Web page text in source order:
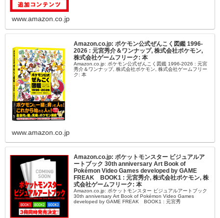
www.amazon.co.jp
Amazon.co.jp: ポケモン公式ぜんこく図鑑 1996-
2026 : 元宮秀介＆ワンナップ, 株式会社ポケモン,
株式会社ゲームフリーク: 本
Amazon.co.jp: ポケモン公式ぜんこく図鑑 1996-2026 : 元宮
秀介＆ワンナップ, 株式会社ポケモン, 株式会社ゲームフリー
ク: 本
www.amazon.co.jp
Amazon.co.jp: ポケットモンスター ビジュアルア
ートブック 30th anniversary Art Book of
Pokémon Video Games developed by GAME
FREAK BOOK1 : 元宮秀介, 株式会社ポケモン, 株
式会社ゲームフリーク: 本
Amazon.co.jp: ポケットモンスター ビジュアルアートブック
30th anniversary Art Book of Pokémon Video Games
developed by GAME FREAK BOOK1 : 元宮秀